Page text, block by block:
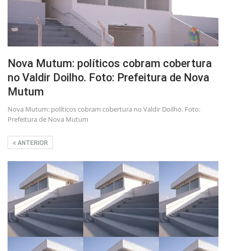
Nova Mutum: políticos cobram cobertura
no Valdir Doilho. Foto: Prefeitura de Nova
Mutum
Nova Mutum: políticos cobram cobertura no Valdir Doilho. Foto:
Prefeitura de Nova Mutum
ANTERIOR